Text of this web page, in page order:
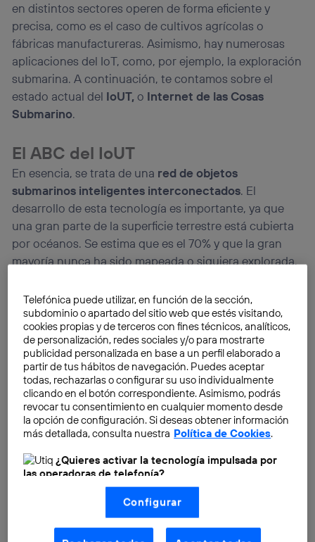
en distintos sectores operen de forma eficiente y
precisa, como es el caso de cultivos agrícolas o
fábricas manufactureras. Asimismo, hay numerosas
aplicaciones del IoT, como, por ejemplo, la exploración
submarina. A continuación, te contamos sobre el
estado actual del IoUT,o Internet de las Cosas
Submarino.
El ABC del IoUT
En esencia, se trata de una red de objetos
submarinos inteligentes interconectados. El
desarrollo de esta tecnología es importante, ya que
una gran parte de la superficie terrestre está cubierta
por océanos. Se estima que es el 70% y que la gran
mayoría nunca ha sido mapeada o siquiera explorada.
increíblemente la comunicación a lo largo y ancho de
los océanos.
Telefónica puede utilizar, en función de la sección,
subdominio o apartado del sitio web que estés visitando,
cookies propias y de terceros con fines técnicos, analíticos,
de personalización, redes sociales y/o para mostrarte
publicidad personalizada en base a un perfil elaborado a
partir de tus hábitos de navegación. Puedes aceptar
todas, rechazarlas o configurar su uso individualmente
clicando en el botón correspondiente. Asimismo, podrás
revocar tu consentimiento en cualquier momento desde
la opción de configuración. Si deseas obtener información
más detallada, consulta nuestra Política de Cookies.
¿Quieres activar la tecnología impulsada por
las operadoras de telefonía?
Nosotros, Telefónica S.A., utilizamos la tecnología Utiq para
realizar nuestras acciones de marketing digital o análisis
(como se describe en este aviso de consentimiento)
basadas en tu navegación en nuestra(s) web(s)
aquí(solo cuando utilizas una conexión a
Configurar